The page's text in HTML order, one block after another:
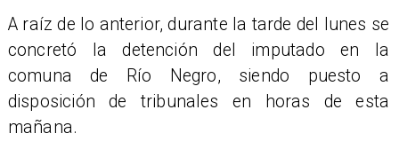
​A raíz de lo anterior, durante la tarde del lunes se
concretó la detención del imputado en la
comuna de Río Negro, siendo puesto a
disposición de tribunales en horas de esta
mañana.